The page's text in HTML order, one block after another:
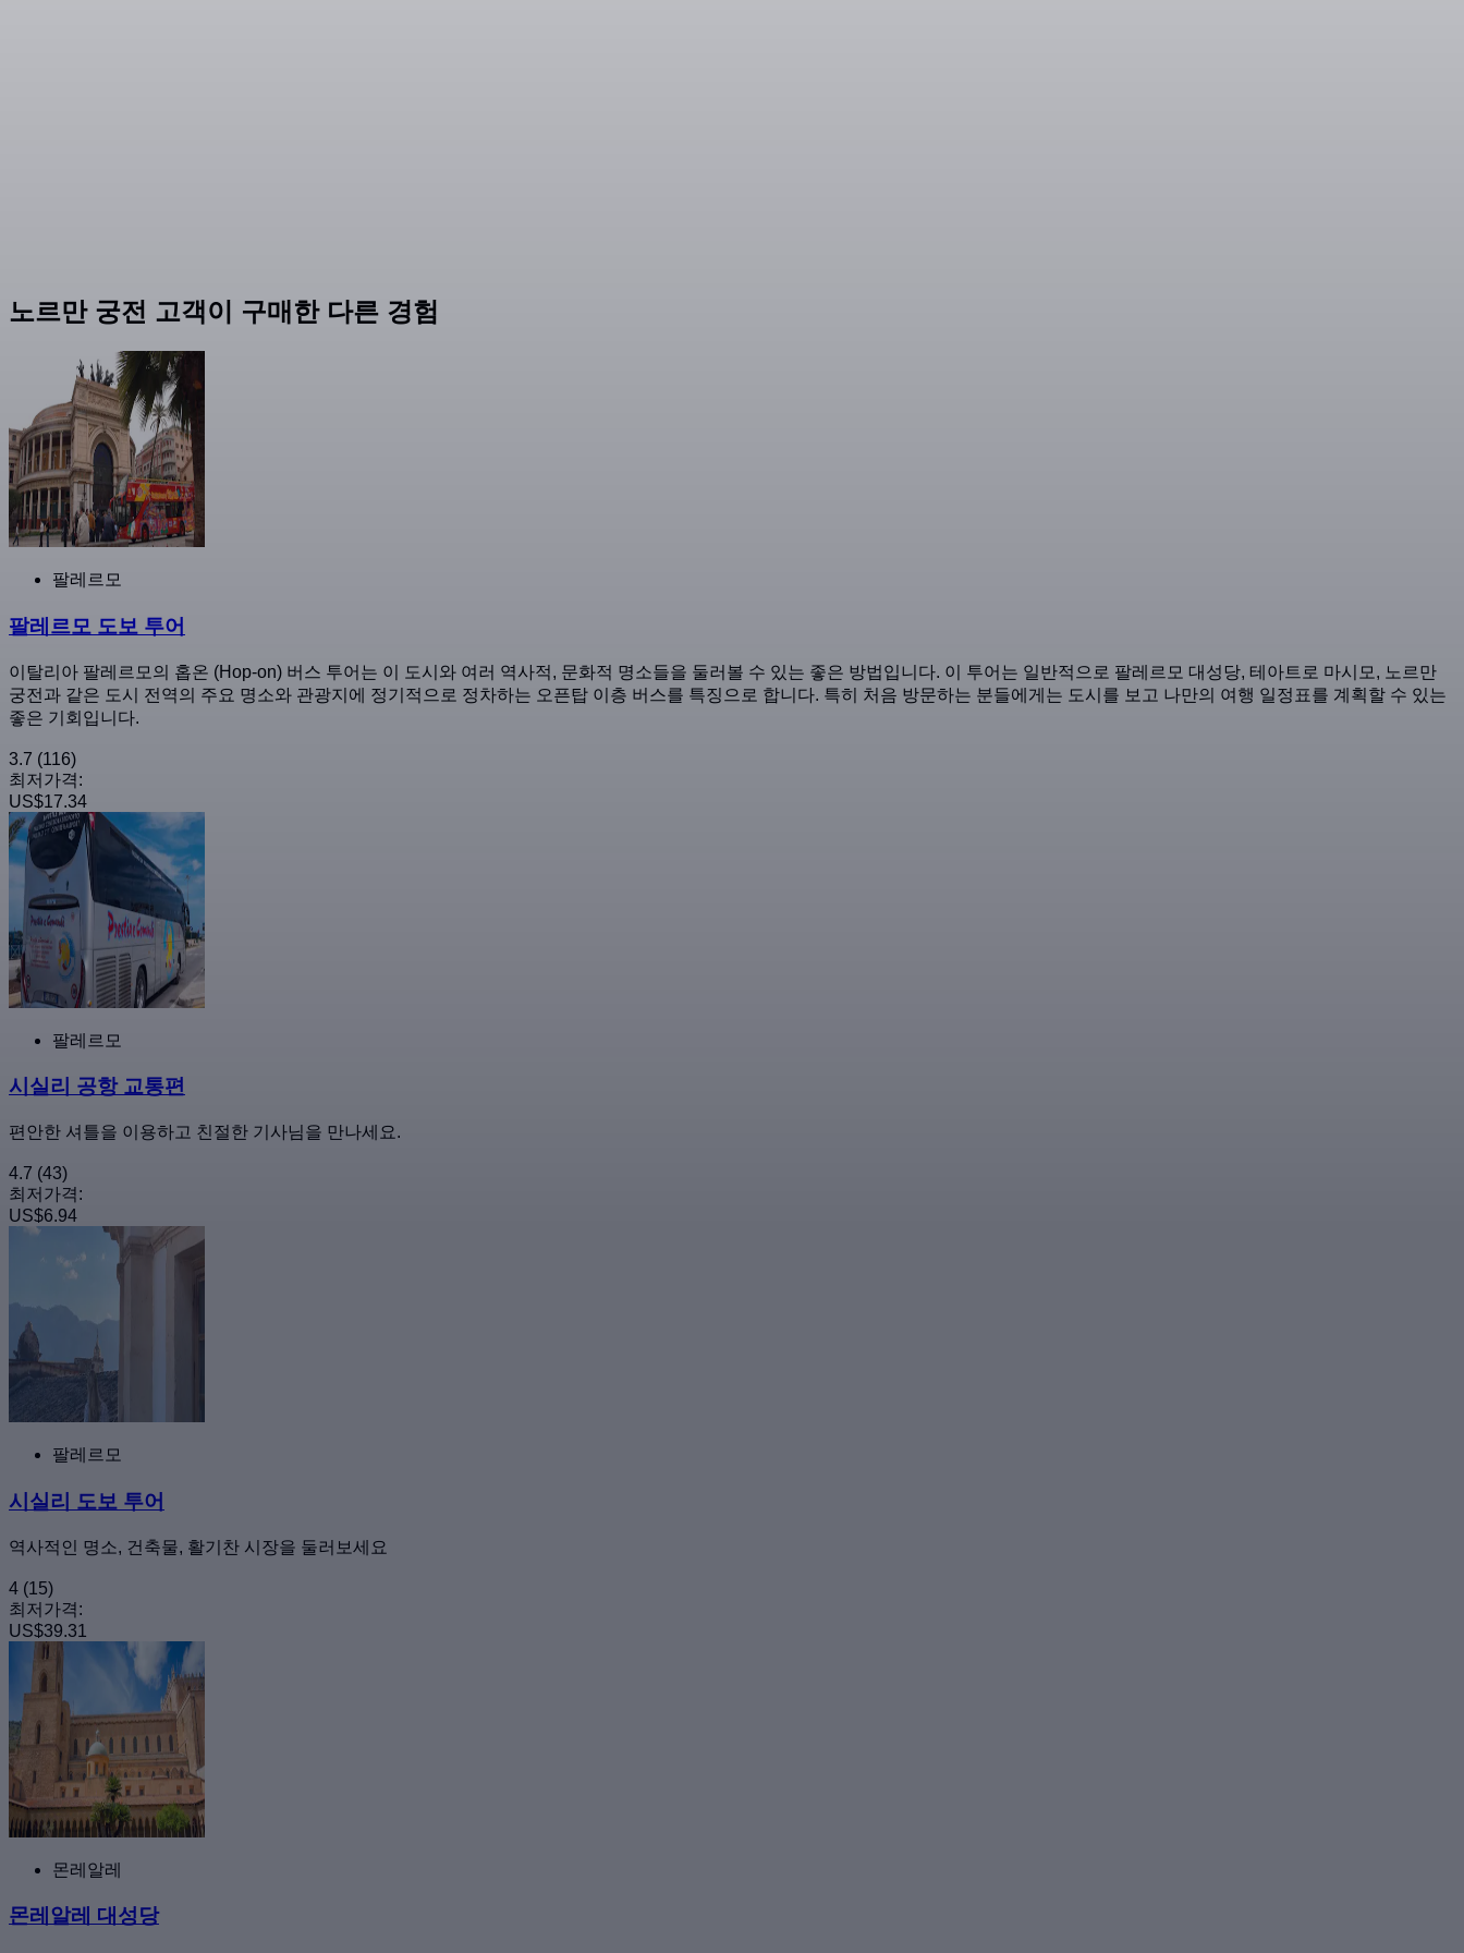
노르만 궁전 고객이 구매한 다른 경험
팔레르모
팔레르모 도보 투어
이탈리아 팔레르모의 홉온 (Hop-on) 버스 투어는 이 도시와 여러 역사적, 문화적 명소들을 둘러볼 수 있는 좋은 방법입니다. 이 투어는 일반적으로 팔레르모 대성당, 테아트로 마시모, 노르만
궁전과 같은 도시 전역의 주요 명소와 관광지에 정기적으로 정차하는 오픈탑 이층 버스를 특징으로 합니다. 특히 처음 방문하는 분들에게는 도시를 보고 나만의 여행 일정표를 계획할 수 있는
좋은 기회입니다.
3.7 (116)
최저가격:
US$17.34
팔레르모
시실리 공항 교통편
편안한 셔틀을 이용하고 친절한 기사님을 만나세요.
4.7 (43)
최저가격:
US$6.94
팔레르모
시실리 도보 투어
역사적인 명소, 건축물, 활기찬 시장을 둘러보세요
4 (15)
최저가격:
US$39.31
몬레알레
몬레알레 대성당